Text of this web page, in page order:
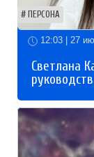
ПЕРСОНА
12:03 | 27
Светлана